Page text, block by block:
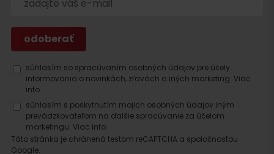
ubytovanie
súhlasím so spracúvaním osobných údajov pre účely
informovania o novinkách, zľavách a iných marketing. Viac
info.
súhlasím s poskytnutím mojich osobných údajov iným
prevádzkovateľom na ďalšie spracúvanie za účelom
marketingu. Viac info.
Táto stránka je chránená testom reCAPTCHA a spoločnosťou
Google.